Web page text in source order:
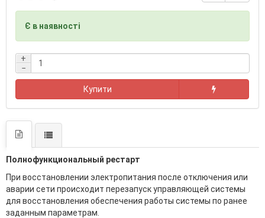
Є в наявності
+
−
Купити
Полнофункциональный рестарт
При восстановлении электропитания после отключения или
аварии сети происходит перезапуск управляющей системы
для восстановления обеспечения работы системы по ранее
заданным параметрам.